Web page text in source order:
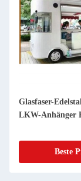
Glasfaser-
LKW-Anhänger
Beste